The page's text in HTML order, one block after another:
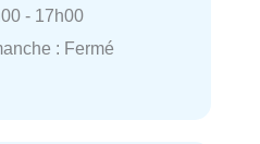
- 17h00
: Fermé